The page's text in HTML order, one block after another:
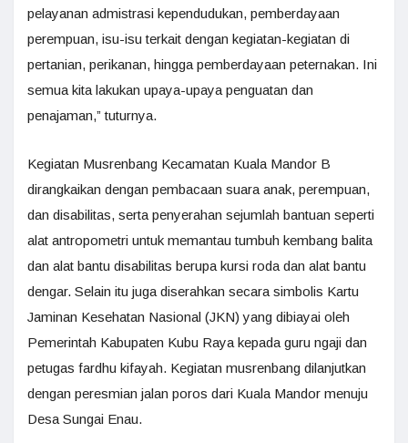
pelayanan admistrasi kependudukan, pemberdayaan
perempuan, isu-isu terkait dengan kegiatan-kegiatan di
pertanian, perikanan, hingga pemberdayaan peternakan. Ini
semua kita lakukan upaya-upaya penguatan dan
penajaman,” tuturnya.
Kegiatan Musrenbang Kecamatan Kuala Mandor B
dirangkaikan dengan pembacaan suara anak, perempuan,
dan disabilitas, serta penyerahan sejumlah bantuan seperti
alat antropometri untuk memantau tumbuh kembang balita
dan alat bantu disabilitas berupa kursi roda dan alat bantu
dengar. Selain itu juga diserahkan secara simbolis Kartu
Jaminan Kesehatan Nasional (JKN) yang dibiayai oleh
Pemerintah Kabupaten Kubu Raya kepada guru ngaji dan
petugas fardhu kifayah. Kegiatan musrenbang dilanjutkan
dengan peresmian jalan poros dari Kuala Mandor menuju
Desa Sungai Enau.